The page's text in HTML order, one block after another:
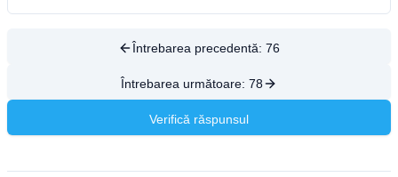
Întrebarea precedentă: 76
Întrebarea următoare: 78
Verifică răspunsul